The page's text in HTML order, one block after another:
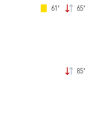
61' 65'
85'